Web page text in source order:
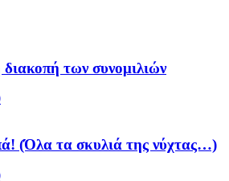
των συνομιλιών
(Όλα τα σκυλιά της νύχτας…)